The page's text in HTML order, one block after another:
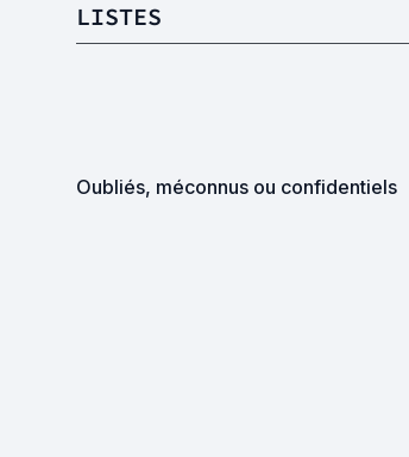
LISTES
Oubliés, méconnus ou confidentiels